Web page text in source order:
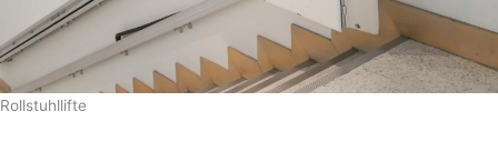
Rollstuhllifte